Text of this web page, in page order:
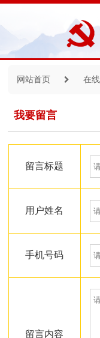
网站首页 在
我要留言
留言标题
用户姓名
手机号码
留言内容